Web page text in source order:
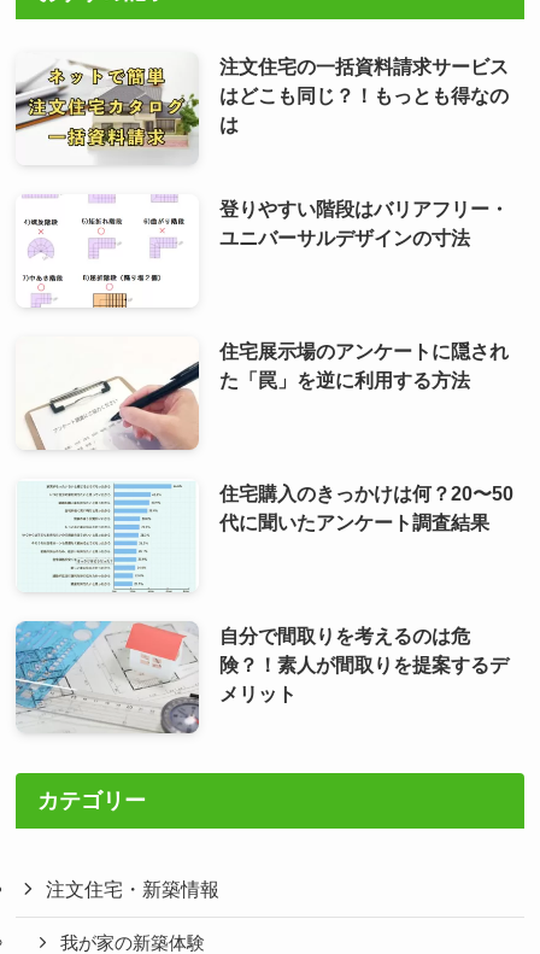
注文住宅の一括資料請求サービス
はどこも同じ？！もっとも得なの
は
登りやすい階段はバリアフリー・
ユニバーサルデザインの寸法
住宅展示場のアンケートに隠され
た「罠」を逆に利用する方法
住宅購入のきっかけは何？20〜50
代に聞いたアンケート調査結果
自分で間取りを考えるのは危
険？！素人が間取りを提案するデ
メリット
カテゴリー
注文住宅・新築情報
我が家の新築体験